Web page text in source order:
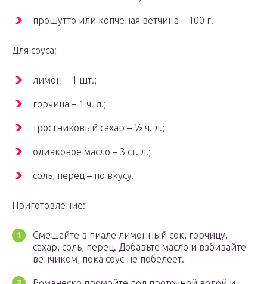
прошутто или копченая ветчина – 100 г.
Для соуса:
лимон – 1 шт.;
горчица – 1 ч. л.;
тростниковый сахар – ½ ч. л.;
оливковое масло – 3 ст. л.;
соль, перец – по вкусу.
Приготовление:
Смешайте в пиале лимонный сок, горчицу,
сахар, соль, перец. Добавьте масло и взбивайте
венчиком, пока соус не побелеет.